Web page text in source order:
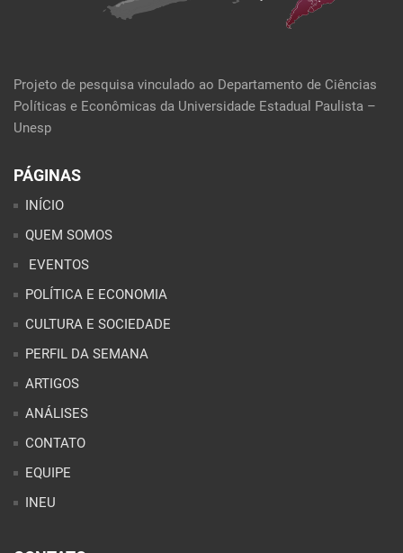
Projeto de pesquisa vinculado ao Departamento de Ciências
Políticas e Econômicas da Universidade Estadual Paulista –
Unesp
PÁGINAS
INÍCIO
QUEM SOMOS
EVENTOS
POLÍTICA E ECONOMIA
CULTURA E SOCIEDADE
PERFIL DA SEMANA
ARTIGOS
ANÁLISES
CONTATO
EQUIPE
INEU